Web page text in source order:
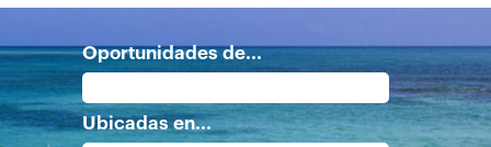
Oportunidades de...
Ubicadas en...